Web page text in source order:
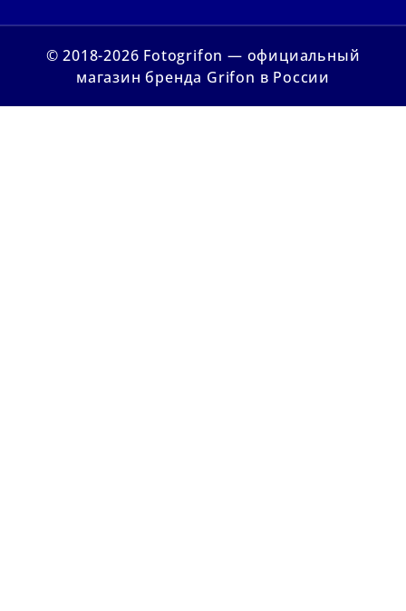
© 2018-2026 Fotogrifon — официальный
магазин бренда Grifon в России